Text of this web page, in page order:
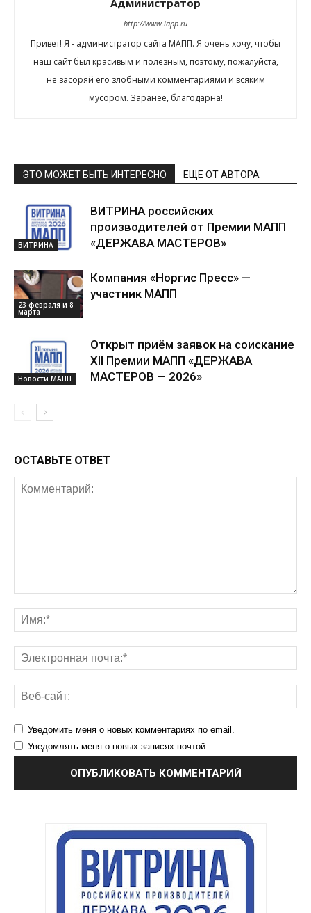
Администратор
http://www.iapp.ru
Привет! Я - администратор сайта МАПП. Я очень хочу, чтобы
наш сайт был красивым и полезным, поэтому, пожалуйста,
не засоряй его злобными комментариями и всяким
мусором. Заранее, благодарна!
ЭТО МОЖЕТ БЫТЬ ИНТЕРЕСНО ЕЩЕ ОТ АВТОРА
ВИТРИНА
ВИТРИНА российских
производителей от Премии МАПП
«ДЕРЖАВА МАСТЕРОВ»
23 февраля и 8
марта
Компания «Норгис Пресс» —
участник МАПП
Новости МАПП
Открыт приём заявок на соискание
XII Премии МАПП «ДЕРЖАВА
МАСТЕРОВ — 2026»
ОСТАВЬТЕ ОТВЕТ
Уведомить меня о новых комментариях по email.
Уведомлять меня о новых записях почтой.